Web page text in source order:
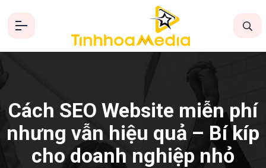
Cách SEO Website miễn phí
nhưng vẫn hiệu quả – Bí kíp
cho doanh nghiệp nhỏ